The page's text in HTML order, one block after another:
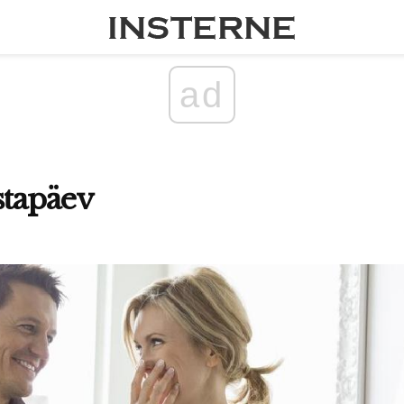
ad